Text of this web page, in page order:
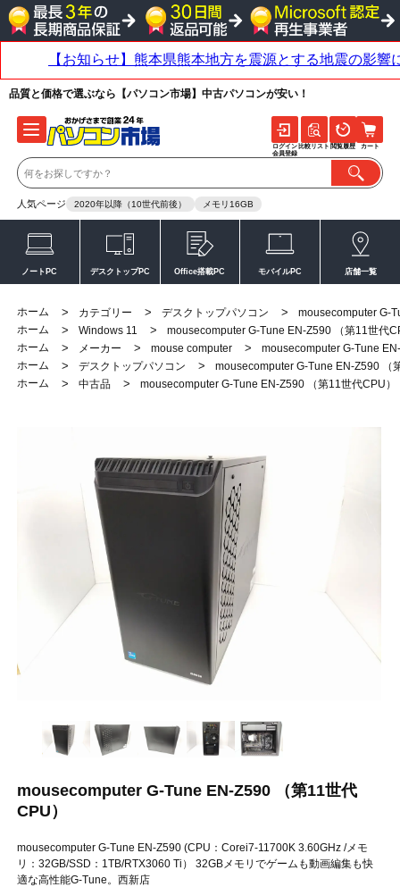
品質と価格で選ぶなら【パソコン市場】中古パソコンが安い！
人気ページ 2020年以降（10世代前後） メモリ16GB
ログイン
会員登録
比較リスト 閲覧履歴 カート
ノートPC デスクトップPC Office搭載PC モバイルPC 店舗一覧
ホーム > カテゴリー > デスクトップパソコン >
mousecomputer G-
ホーム
> Windows 11 >
mousecomputer G-Tune EN-Z590 （第11世代
ホーム
> メーカー > mouse computer >
mousecomputer G-Tune
ホーム
> デスクトップパソコン >
mousecomputer G-Tune EN-Z590 （
ホーム
> 中古品 > mousecomputer G-Tune EN-Z590 （第11世代CPU）
mousecomputer G-Tune EN-Z590 （第11世代
CPU）
mousecomputer G-Tune EN-Z590 (CPU：Corei7-11700K 3.60GHz /メモ
リ：32GB/SSD：1TB/RTX3060 Ti） 32GBメモリでゲームも動画編集も快
適な高性能G-Tune。西新店